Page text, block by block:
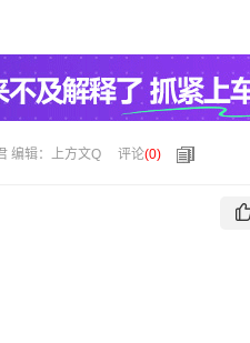
编辑：上方文Q 评论(0)